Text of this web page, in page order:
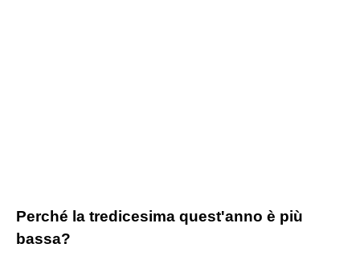
Perché la tredicesima quest'anno è più
bassa?